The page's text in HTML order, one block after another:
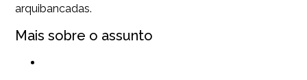
arquibancadas.
Mais sobre o assunto